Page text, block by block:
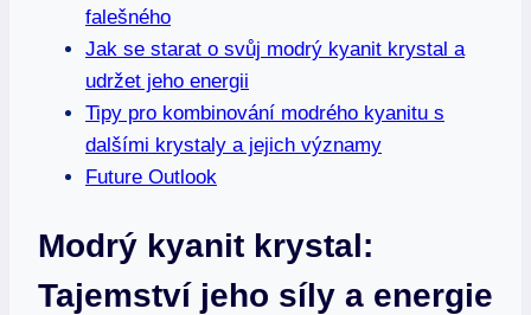
falešného
Jak se starat o svůj modrý kyanit krystal a
udržet jeho energii
Tipy pro kombinování modrého kyanitu s
dalšími krystaly a jejich významy
Future Outlook
Modrý kyanit krystal:
Tajemství jeho síly a energie